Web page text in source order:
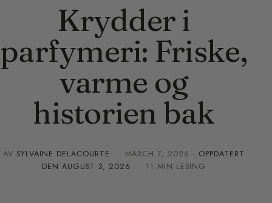
Krydder i
parfymeri: Friske,
varme og
historien bak
AV SYLVAINE DELACOURTE · MARCH 7, 2026 · OPPDATERT
DEN AUGUST 3, 2026 · 11 MIN LESING